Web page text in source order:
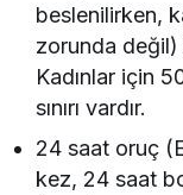
beslenilirken,
zorunda değil)
Kadınlar için
sınırı vardır.
24 saat oruç
kez, 24 saat